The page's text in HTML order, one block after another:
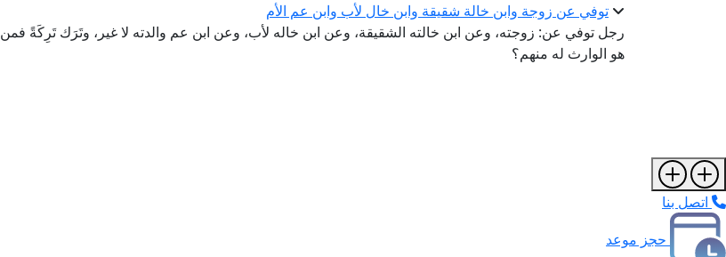
توفي عن زوجة وابن خالة شقيقة وابن خال لأب وابن عم الأم
رجل توفي عن: زوجته، وعن ابن خالته الشقيقة، وعن ابن خاله لأب، وعن ابن عم والدته لا غير، وتَرَك تَرِكَةً فمن
هو الوارث له منهم؟
اتصل بنا
حجز موعد